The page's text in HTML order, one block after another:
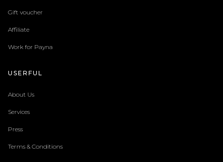
Gift voucher
Affiliate
Work for Payna
USERFUL
About Us
Services
Press
Terms & Conditions